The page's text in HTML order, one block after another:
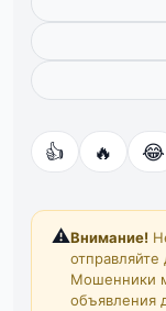
👍 🔥 😂
⚠️Внимание!
Мошенники
объявления